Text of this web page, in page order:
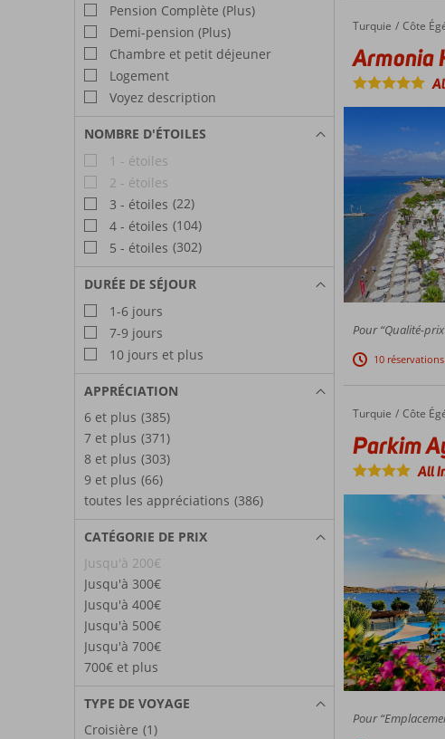
Pension Complète (Plus)
Demi-pension (Plus)
Chambre et petit déjeuner
Logement
Voyez description
NOMBRE D'ÉTOILES
1 - étoiles
2 - étoiles
3 - étoiles (22)
4 - étoiles (104)
5 - étoiles (302)
DURÉE DE SÉJOUR
1-6 jours
7-9 jours
10 jours et plus
APPRÉCIATION
6 et plus (385)
7 et plus (371)
8 et plus (303)
9 et plus (66)
toutes les appréciations (386)
CATÉGORIE DE PRIX
Jusqu'à 200€
Jusqu'à 300€
Jusqu'à 400€
Jusqu'à 500€
Jusqu'à 700€
700€ et plus
TYPE DE VOYAGE
Croisière (1)
Accueil
Turquie Côte
Armonia Holiday Village
Armonia
Pour “Qualité-
10
Accueil
Turquie Côte
Parkim Ayaz
Parkim
All
Pour